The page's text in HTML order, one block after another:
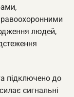
людей,
підключено до
сигнальні